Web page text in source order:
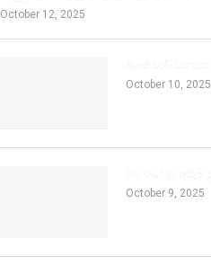
October 12, 2025
October 10, 2025
October 9, 2025